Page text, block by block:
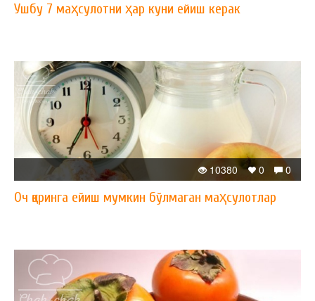
Ушбу 7 маҳсулотни ҳар куни ейиш керак
0
0
10380
Оч қоринга ейиш мумкин бўлмаган маҳсулотлар